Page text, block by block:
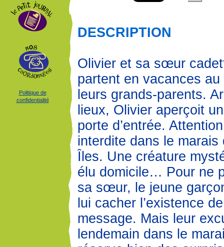
Politique de
confidentialité
DESCRIPTION
Olivier et sa sœur
partent en vacances
leurs grands-parents.
lieux, Olivier aperçoit
porte d’entrée.
interdite dans le marais
Îles. Une créature
élu domicile… Pour ne
sa sœur, le jeune
lui cacher l’existence
message. Mais leur
lendemain dans le